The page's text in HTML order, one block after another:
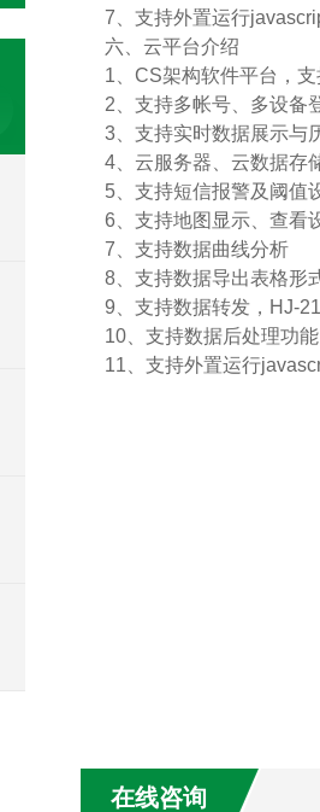
7、支持外置运行
六、云平台介绍
1、CS架构软件平台，
2、支持多帐号、多设备
3、支持实时数据展示与
4、云服务器、云数据存
5、支持短信报警及阈值
6、支持地图显示、查看
7、支持数据曲线分析
8、支持数据导出表格形
9、支持数据转发，HJ-
10、支持数据后处理功能
11、支持外置运行
在线咨询